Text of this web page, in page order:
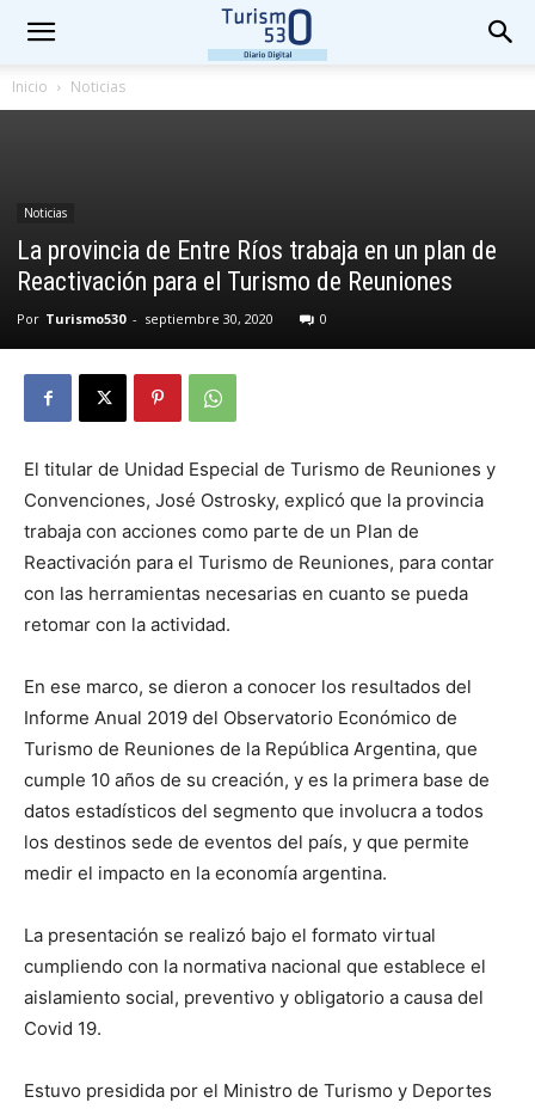
Inicio Noticias
Noticias
La provincia de Entre Ríos trabaja en un plan de
Reactivación para el Turismo de Reuniones
Por Turismo530 - septiembre 30, 2020 0
El titular de Unidad Especial de Turismo de Reuniones y
Convenciones, José Ostrosky, explicó que la provincia
trabaja con acciones como parte de un Plan de
Reactivación para el Turismo de Reuniones, para contar
con las herramientas necesarias en cuanto se pueda
retomar con la actividad.
En ese marco, se dieron a conocer los resultados del
Informe Anual 2019 del Observatorio Económico de
Turismo de Reuniones de la República Argentina, que
cumple 10 años de su creación, y es la primera base de
datos estadísticos del segmento que involucra a todos
los destinos sede de eventos del país, y que permite
medir el impacto en la economía argentina.
La presentación se realizó bajo el formato virtual
cumpliendo con la normativa nacional que establece el
aislamiento social, preventivo y obligatorio a causa del
Covid 19.
Estuvo presidida por el Ministro de Turismo y Deportes